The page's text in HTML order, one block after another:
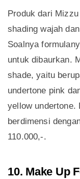
Produk dari
shading wajah
Soalnya
untuk dibaurkan.
shade, yaitu
undertone pink
yellow undertone.
berdimensi
110.000,-.
10. Make Up